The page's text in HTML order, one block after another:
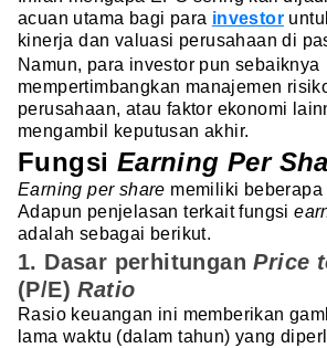
acuan utama bagi para investor
kinerja dan valuasi perusahaan di
Namun, para investor pun sebaiknya
mempertimbangkan manajemen
perusahaan, atau faktor ekonomi
mengambil keputusan akhir.
Fungsi Earning Per
Earning per share memiliki beberapa
Adapun penjelasan terkait fungsi
adalah sebagai berikut.
1. Dasar perhitunganPrice
(P/E) Ratio
Rasio keuangan ini memberikan
lama waktu (dalam tahun) yang